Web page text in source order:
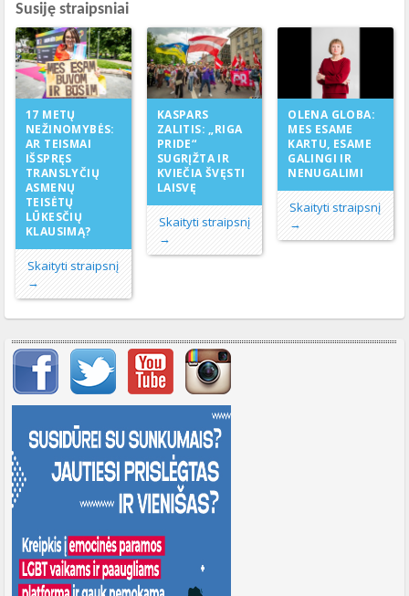
Susiję straipsniai
17 METŲ
NEŽINOMYBĖS:
AR TEISMAI
IŠSPRĘS
TRANSLYČIŲ
ASMENŲ
TEISĖTŲ
LŪKESČIŲ
KLAUSIMĄ?
Skaityti straipsnį
→
KASPARS
ZALITIS: „RIGA
PRIDE“
SUGRĮŽTA IR
KVIEČIA ŠVĘSTI
LAISVĘ
Skaityti straipsnį
→
OLENA GLOBA:
MES ESAME
KARTU, ESAME
GALINGI IR
NENUGALIMI
Skaityti straipsnį
→
Svarbių įrašų meniu